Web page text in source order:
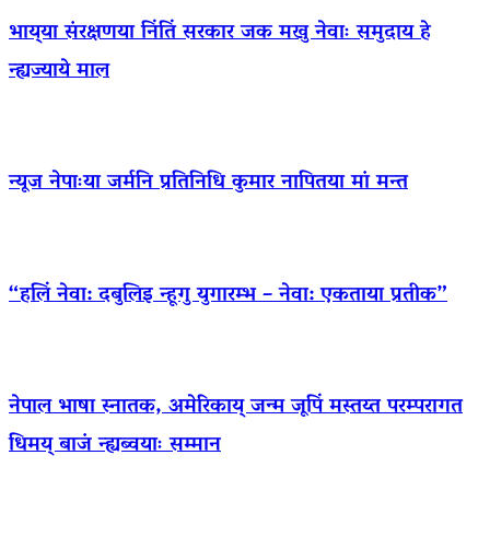
भाय्‌या संरक्षणया निंतिं सरकार जक मखु नेवाः समुदाय हे
न्ह्यज्याये माल
न्यूज नेपाःया जर्मनि प्रतिनिधि कुमार नापितया मां मन्त
“हलिं नेवा: दबुलिइ न्हूगु युगारम्भ – नेवा: एकताया प्रतीक”
नेपाल भाषा स्नातक, अमेरिकाय् जन्म जूपिं मस्तय्त परम्परागत
धिमय् बाजं न्ह्यब्वयाः सम्मान